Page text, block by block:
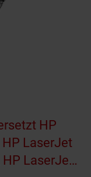
HP
HP LaserJet
HP LaserJet